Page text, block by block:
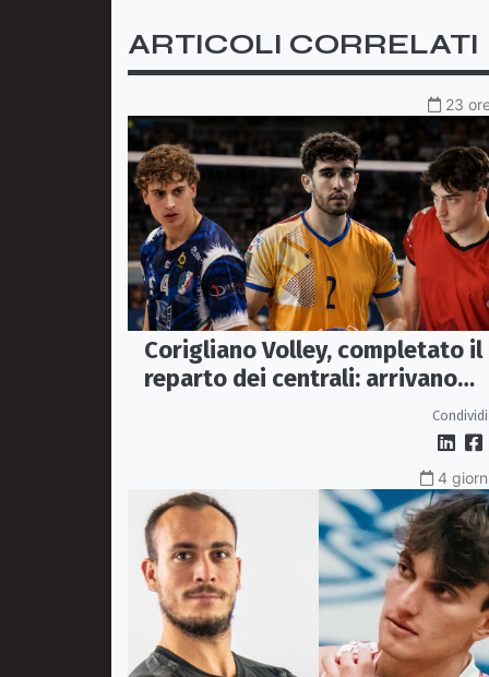
ARTICOLI CORRELATI
23
Corigliano Volley, completato il
reparto dei centrali: arrivano
4